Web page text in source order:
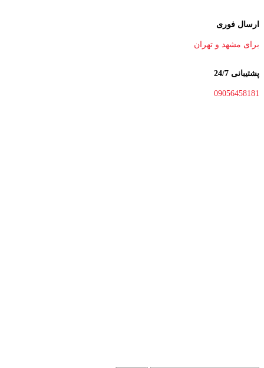
ارسال فوری
برای مشهد و تهران
پشتیبانی 24/7
09056458181